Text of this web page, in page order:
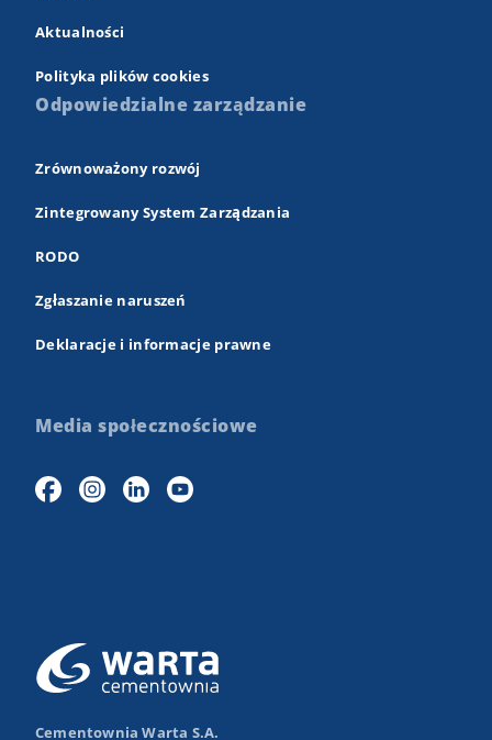
Aktualności
Polityka plików cookies
Odpowiedzialne zarządzanie
Zrównoważony rozwój
Zintegrowany System Zarządzania
RODO
Zgłaszanie naruszeń
Deklaracje i informacje prawne
Media społecznościowe
Cementownia Warta S.A.